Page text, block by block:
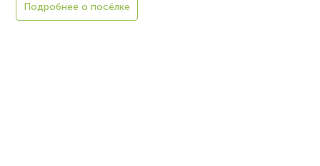
Подробнее о посёлке